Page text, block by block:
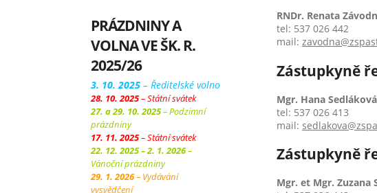
PRÁZDNINY A
VOLNA VE ŠK. R.
2025/26
3. 10. 2025 – Ředitelské volno
28. 10. 2025– Státní svátek
27. a 29. 10. 2025– Podzimní
prázdniny
17. 11. 2025– Státní svátek
22. 12. 2025 – 2. 1. 2026–
Vánoční prázdniny
29. 1. 2026– Vydávání
vysvědčení
RNDr. Renata
tel: 537 026 442
mail:
Zástupkyně
Mgr. Hana Sedláková
tel: 537 026 413
mail:
Zástupkyně
Mgr. et Mgr. Zuzana